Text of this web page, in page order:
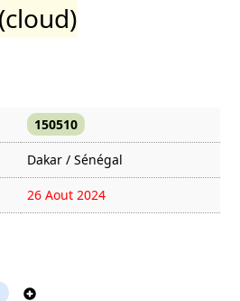
(cloud)
150510
Dakar / Sénégal
26 Aout 2024